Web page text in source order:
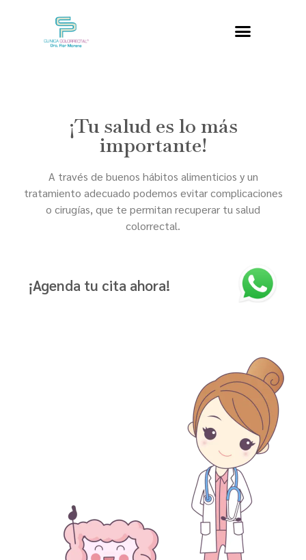
¡Tu salud es lo más
importante!
A través de buenos hábitos alimenticios y un
tratamiento adecuado podemos evitar complicaciones
o cirugías, que te permitan recuperar tu salud
colorrectal.
¡Agenda tu cita ahora!